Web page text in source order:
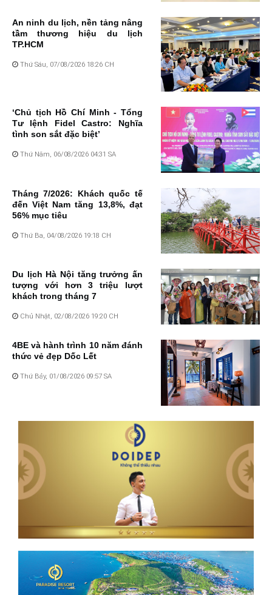
An ninh du lịch, nền tảng nâng
tầm thương hiệu du lịch
TP.HCM
Thứ Sáu, 07/08/2026 18:26 CH
‘Chủ tịch Hồ Chí Minh - Tổng
Tư lệnh Fidel Castro: Nghĩa
tình son sắt đặc biệt’
Thứ Năm, 06/08/2026 04:31 SA
Tháng 7/2026: Khách quốc tế
đến Việt Nam tăng 13,8%, đạt
56% mục tiêu
Thứ Ba, 04/08/2026 19:18 CH
Du lịch Hà Nội tăng trưởng ấn
tượng với hơn 3 triệu lượt
khách trong tháng 7
Chủ Nhật, 02/08/2026 19:20 CH
4BE và hành trình 10 năm đánh
thức vẻ đẹp Dốc Lết
Thứ Bảy, 01/08/2026 09:57 SA